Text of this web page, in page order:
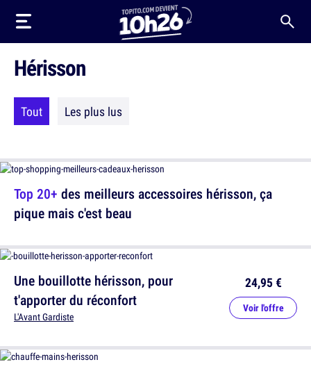
Hérisson
Tout Les plus lus
Top 20+ des meilleurs accessoires hérisson, ça
pique mais c'est beau
Une bouillotte hérisson, pour
t'apporter du réconfort
L'Avant Gardiste
24,95 €
Voir l'offre